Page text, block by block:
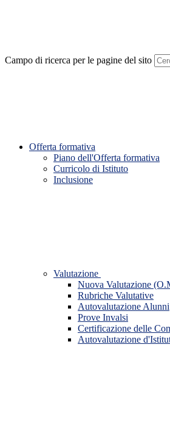
Campo di ricerca per le pagine del sito
Offerta formativa
Piano dell'Offerta formativa
Curricolo di Istituto
Inclusione
Valutazione
Nuova Valutazione
Rubriche Valutative
Autovalutazione Alunni
Prove Invalsi
Certificazione delle
Autovalutazione